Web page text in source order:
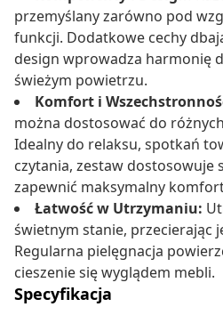
przemyślany zarówno pod
funkcji. Dodatkowe cechy
design wprowadza harmonię
świeżym powietrzu.
Komfort i
można dostosować do
Idealny do relaksu, spotkań
czytania, zestaw dostosowuje
zapewnić maksymalny
Łatwość w Utrzymaniu:
świetnym stanie, przecierając
Regularna pielęgnacja
cieszenie się wyglądem mebli.
Specyfikacja